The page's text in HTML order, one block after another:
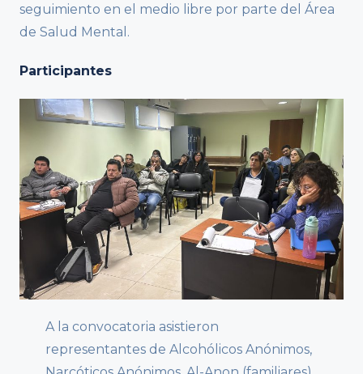
seguimiento en el medio libre por parte del Área
de Salud Mental.
Participantes
A la convocatoria asistieron
representantes de Alcohólicos Anónimos,